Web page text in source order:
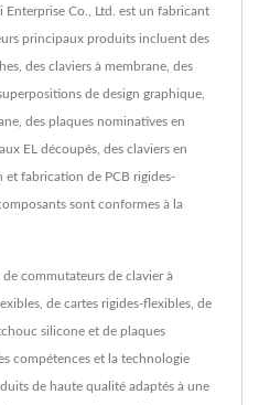
Enterprise Co., Ltd. est un fabricant
principaux produits incluent des
des claviers à membrane, des
de design graphique,
des plaques nominatives en
EL découpés, des claviers en
fabrication de PCB rigides-
sont conformes à la
commutateurs de clavier à
de cartes rigides-flexibles, de
silicone et de plaques
compétences et la technologie
de haute qualité adaptés à une